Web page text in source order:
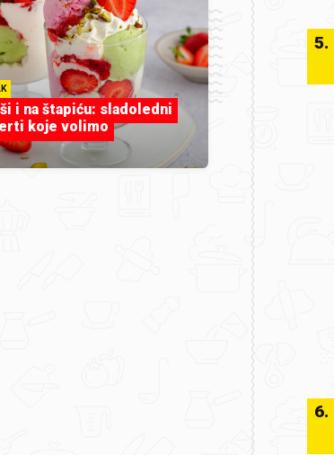
i na štapiću: sladoledni
koje volimo
5.
6.